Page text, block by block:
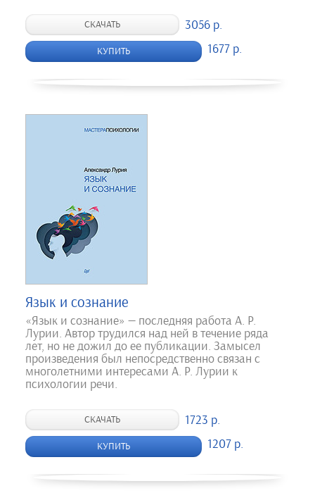
СКАЧАТЬ 3056 р.
КУПИТЬ 1677 р.
Язык и сознание
«Язык и сознание» — последняя работа А. Р.
Лурии. Автор трудился над ней в течение ряда
лет, но не дожил до ее публикации. Замысел
произведения был непосредственно связан с
многолетними интересами А. Р. Лурии к
психологии речи.
СКАЧАТЬ 1723 р.
КУПИТЬ 1207 р.